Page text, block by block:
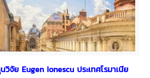
จัย Eugen Ionescu ประเทศโรมาเนีย